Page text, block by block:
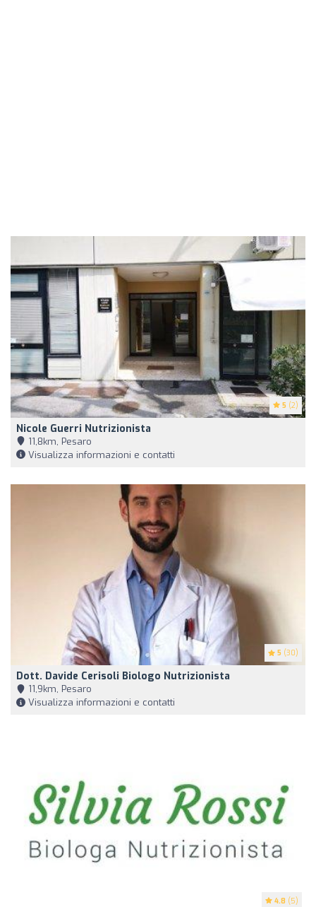
5 (2)
Nicole Guerri Nutrizionista
11,8km, Pesaro
Visualizza informazioni e contatti
5 (30)
Dott. Davide Cerisoli Biologo Nutrizionista
11,9km, Pesaro
Visualizza informazioni e contatti
4.8 (5)